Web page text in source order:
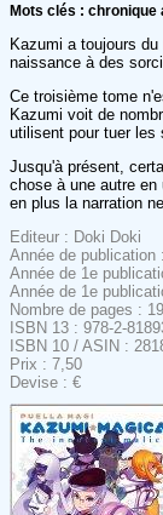
Mots clés : chronique
Kazumi a toujours
naissance à des
Ce troisième tome
Kazumi voit de
utilisent pour tuer les
Jusqu'à présent,
chose à une autre
en plus la narration
Editeur : Doki Doki
Année de publication
Année de 1e
Année de 1e
Nombre de pages :
ISBN 13 : 978-2-
ISBN 10 / ASIN :
Prix : 7,50
Devise : €